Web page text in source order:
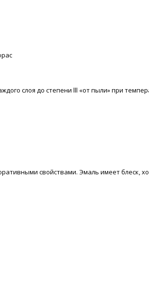
слоя до степени lll «от пыли» при
свойствами. Эмаль имеет блеск,